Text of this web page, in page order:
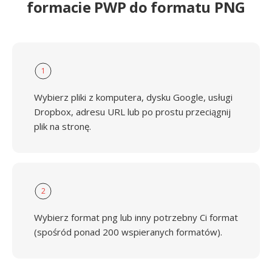
formacie PWP do formatu PNG
1
Wybierz pliki z komputera, dysku Google, usługi
Dropbox, adresu URL lub po prostu przeciągnij
plik na stronę.
2
Wybierz format png lub inny potrzebny Ci format
(spośród ponad 200 wspieranych formatów).